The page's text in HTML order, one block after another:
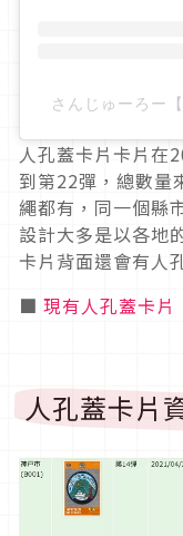
さんじゅーろー
人孔蓋卡片卡片在
到第22彈，總數量
繩都有，同一個縣
設計大多是以各地
卡片背面還會有人
■ 現有人孔蓋卡片
人孔蓋卡片